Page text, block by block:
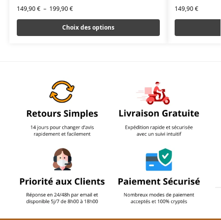
149,90€ – 199,90€
Choix des options
149,90€